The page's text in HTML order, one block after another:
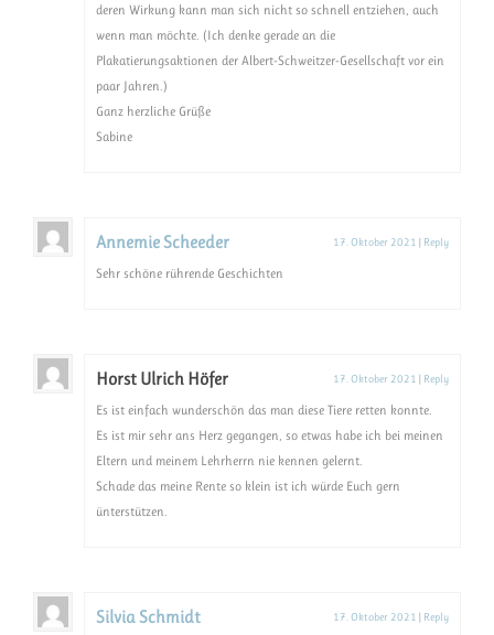
deren Wirkung kann man sich nicht so schnell entziehen, auch
wenn man möchte. (Ich denke gerade an die
Plakatierungsaktionen der Albert-Schweitzer-Gesellschaft vor ein
paar Jahren.)
Ganz herzliche Grüße
Sabine
Annemie Scheeder 17. Oktober 2021 | Reply
Sehr schöne rührende Geschichten
Horst Ulrich Höfer 17. Oktober 2021 | Reply
Es ist einfach wunderschön das man diese Tiere retten konnte.
Es ist mir sehr ans Herz gegangen, so etwas habe ich bei meinen
Eltern und meinem Lehrherrn nie kennen gelernt.
Schade das meine Rente so klein ist ich würde Euch gern
ünterstützen.
Silvia Schmidt 17. Oktober 2021 | Reply